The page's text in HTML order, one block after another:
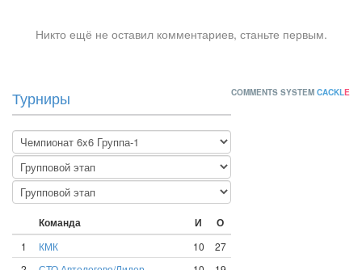
Никто ещё не оставил комментариев, станьте первым.
COMMENTS SYSTEM CACKLE
Турниры
Команда И О
1 КМК 10
27